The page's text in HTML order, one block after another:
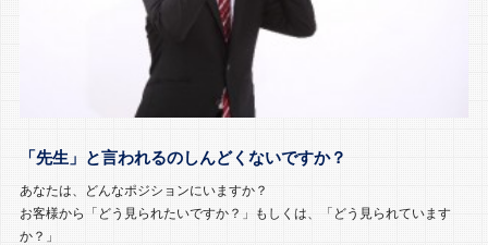
「先生」と言われるのしんどくないですか？
あなたは、どんなポジションにいますか？
お客様から「どう見られたいですか？」もしくは、「どう見られています
か？」